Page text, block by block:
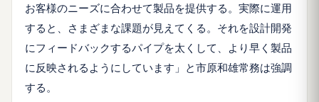
お客様のニーズに合わせて製品を提供する。実際に運用
すると、さまざまな課題が見えてくる。それを設計開発
にフィードバックするパイプを太くして、より早く製品
に反映されるようにしています」と市原和雄常務は強調
する。